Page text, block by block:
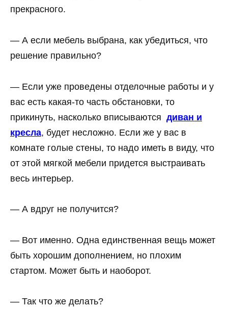
прекрасного.
— А если мебель выбрана, как убедиться, что
решение правильно?
— Если уже проведены отделочные работы и у
вас есть какая-то часть обстановки, то
прикинуть, насколько вписываются диван и
кресла, будет несложно. Если же у вас в
комнате голые стены, то надо иметь в виду, что
от этой мягкой мебели придется выстраивать
весь интерьер.
— А вдруг не получится?
— Вот именно. Одна единственная вещь может
быть хорошим дополнением, но плохим
стартом. Может быть и наоборот.
— Так что же делать?